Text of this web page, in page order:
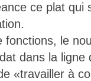
ce plat qui
fonctions, le
dans la ligne
«travailler à